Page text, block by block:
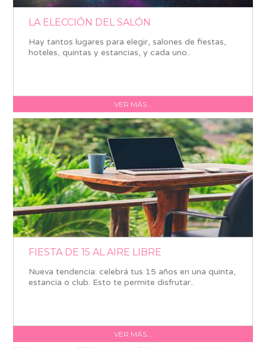
LA ELECCIÓN DEL SALÓN
Hay tantos lugares para elegir, salones de fiestas,
hoteles, quintas y estancias, y cada uno..
VER MÁS...
FIESTA DE 15 AL AIRE LIBRE
Nueva tendencia: celebrá tus 15 años en una quinta,
estancia o club. Esto te permite disfrutar..
VER MÁS...